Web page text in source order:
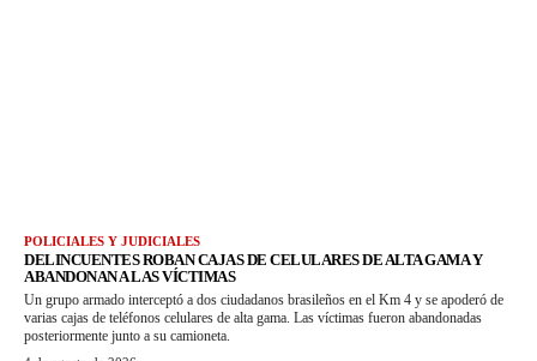
POLICIALES Y JUDICIALES
DELINCUENTES ROBAN CAJAS DE CELULARES DE ALTA GAMA Y
ABANDONAN A LAS VÍCTIMAS
Un grupo armado interceptó a dos ciudadanos brasileños en el Km 4 y se apoderó de
varias cajas de teléfonos celulares de alta gama. Las víctimas fueron abandonadas
posteriormente junto a su camioneta.